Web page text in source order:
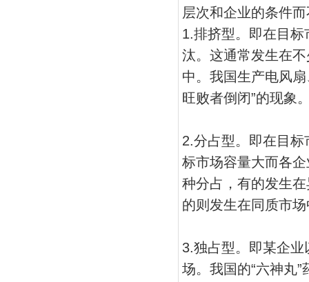
层次和企业的条件
1.排挤型。即在目
汰。这通常发生在
中。我国生产电风
旺败者倒闭”的现象
2.分占型。即在目
标市场容量大而各
种分占，有的发生
的则发生在同质市
3.独占型。即某企
场。我国的“六神丸